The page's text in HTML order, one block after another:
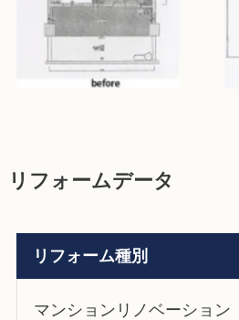
リフォームデータ
リフォーム種別
マンションリノベーション